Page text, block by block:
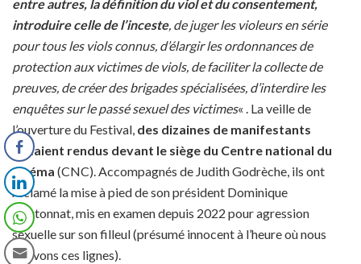
entre autres, la définition du viol et du consentement,
introduire celle de l’inceste, de juger les violeurs en série
pour tous les viols connus, d’élargir les ordonnances de
protection aux victimes de viols, de faciliter la collecte de
preuves, de créer des brigades spécialisées, d’interdire les
enquêtes sur le passé sexuel des victimes« . La veille de
l’ouverture du Festival, des dizaines de manifestants
s’étaient rendus devant le siège du Centre national du
cinéma (CNC). Accompagnés de Judith Godrèche, ils ont
réclamé la mise à pied de son président Dominique
Boutonnat, mis en examen depuis 2022 pour agression
sexuelle sur son filleul (présumé innocent à l’heure où nous
écrivons ces lignes).